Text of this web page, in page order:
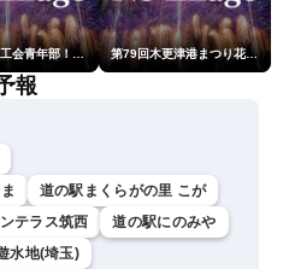
燃えよ！商工会青年部！！第23回こうのす花火大会 第79回木更津港まつり花火大会
報
道の駅まくらがの里 こが
テラス筑西
道の駅にのみや
水地(埼玉)